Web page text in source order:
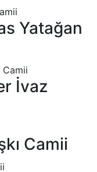
Yatağan
İvaz
Camii